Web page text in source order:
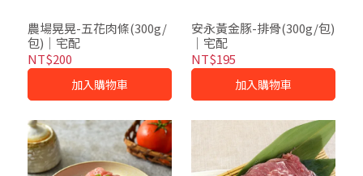
農場晃晃-五花肉條(300g/
包)｜宅配
NT$200
加入購物車
安永黃金豚-排骨(300g/包)
｜宅配
NT$195
加入購物車